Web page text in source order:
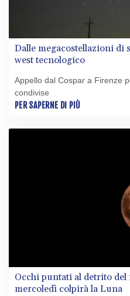
Dalle megacostellazioni
west tecnologico
Appello dal Cospar a Firenze
condivise
PER SAPERNE DI PIÙ
Occhi puntati al detrito del
mercoledì colpirà la Luna